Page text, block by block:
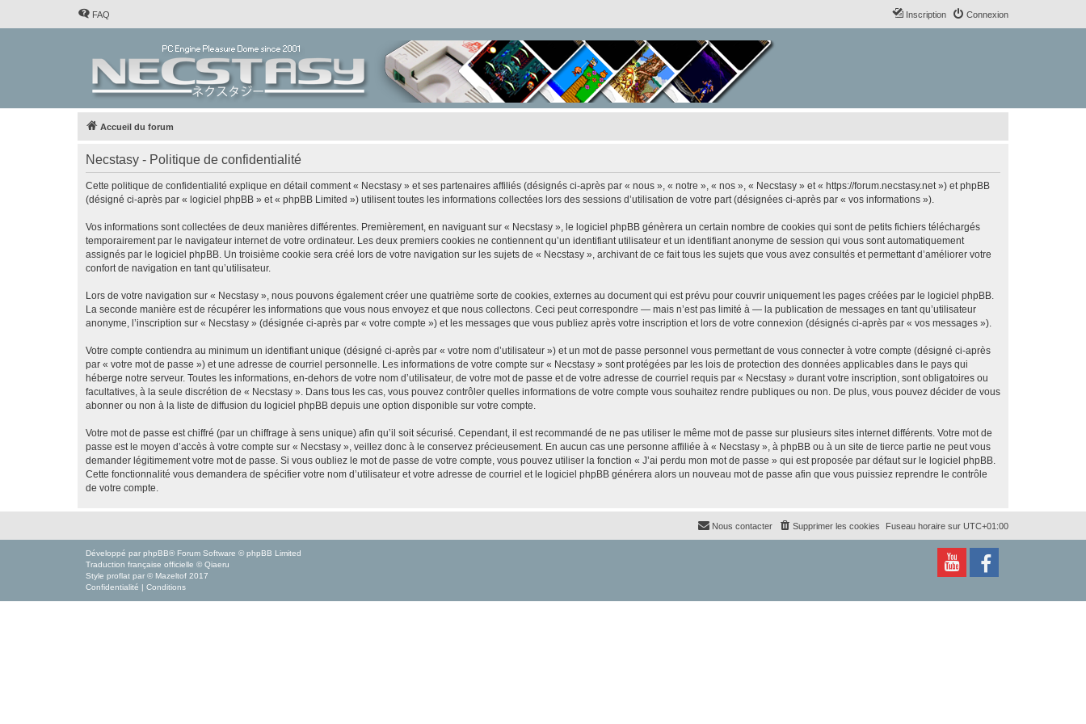
FAQ Connexion
Inscription
Accueil du forum
Necstasy - Politique de confidentialité
Cette politique de confidentialité explique en détail comment « Necstasy » et ses partenaires affiliés (désignés ci-après par « nous », « notre », « nos », « Necstasy » et « https://forum.necstasy.net ») et phpBB
(désigné ci-après par « logiciel phpBB » et « phpBB Limited ») utilisent toutes les informations collectées lors des sessions d’utilisation de votre part (désignées ci-après par « vos informations »).
Vos informations sont collectées de deux manières différentes. Premièrement, en naviguant sur « Necstasy », le logiciel phpBB génèrera un certain nombre de cookies qui sont de petits fichiers téléchargés
temporairement par le navigateur internet de votre ordinateur. Les deux premiers cookies ne contiennent qu’un identifiant utilisateur et un identifiant anonyme de session qui vous sont automatiquement
assignés par le logiciel phpBB. Un troisième cookie sera créé lors de votre navigation sur les sujets de « Necstasy », archivant de ce fait tous les sujets que vous avez consultés et permettant d’améliorer votre
confort de navigation en tant qu’utilisateur.
Lors de votre navigation sur « Necstasy », nous pouvons également créer une quatrième sorte de cookies, externes au document qui est prévu pour couvrir uniquement les pages créées par le logiciel phpBB.
La seconde manière est de récupérer les informations que vous nous envoyez et que nous collectons. Ceci peut correspondre — mais n’est pas limité à — la publication de messages en tant qu’utilisateur
anonyme, l’inscription sur « Necstasy » (désignée ci-après par « votre compte ») et les messages que vous publiez après votre inscription et lors de votre connexion (désignés ci-après par « vos messages »).
Votre compte contiendra au minimum un identifiant unique (désigné ci-après par « votre nom d’utilisateur ») et un mot de passe personnel vous permettant de vous connecter à votre compte (désigné ci-après
par « votre mot de passe ») et une adresse de courriel personnelle. Les informations de votre compte sur « Necstasy » sont protégées par les lois de protection des données applicables dans le pays qui
héberge notre serveur. Toutes les informations, en-dehors de votre nom d’utilisateur, de votre mot de passe et de votre adresse de courriel requis par « Necstasy » durant votre inscription, sont obligatoires ou
facultatives, à la seule discrétion de « Necstasy ». Dans tous les cas, vous pouvez contrôler quelles informations de votre compte vous souhaitez rendre publiques ou non. De plus, vous pouvez décider de vous
abonner ou non à la liste de diffusion du logiciel phpBB depuis une option disponible sur votre compte.
Votre mot de passe est chiffré (par un chiffrage à sens unique) afin qu’il soit sécurisé. Cependant, il est recommandé de ne pas utiliser le même mot de passe sur plusieurs sites internet différents. Votre mot de
passe est le moyen d’accès à votre compte sur « Necstasy », veillez donc à le conservez précieusement. En aucun cas une personne affiliée à « Necstasy », à phpBB ou à un site de tierce partie ne peut vous
demander légitimement votre mot de passe. Si vous oubliez le mot de passe de votre compte, vous pouvez utiliser la fonction « J’ai perdu mon mot de passe » qui est proposée par défaut sur le logiciel phpBB.
Cette fonctionnalité vous demandera de spécifier votre nom d’utilisateur et votre adresse de courriel et le logiciel phpBB générera alors un nouveau mot de passe afin que vous puissiez reprendre le contrôle
de votre compte.
Fuseau horaire sur UTC+01:00
Supprimer les cookies
Nous contacter
Développé par phpBB® Forum Software © phpBB Limited
Traduction française officielle © Qiaeru
Style proflat par © Mazeltof 2017
Confidentialité | Conditions